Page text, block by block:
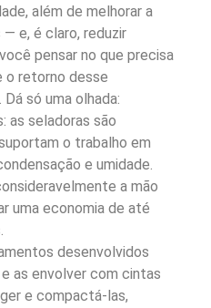
além de melhorar a
e, é claro, reduzir
pensar no que precisa
o retorno desse
Dá só uma olhada:
as seladoras são
o trabalho em
e umidade.
a mão
uma economia de até
desenvolvidos
as envolver com cintas
e compactá-las,